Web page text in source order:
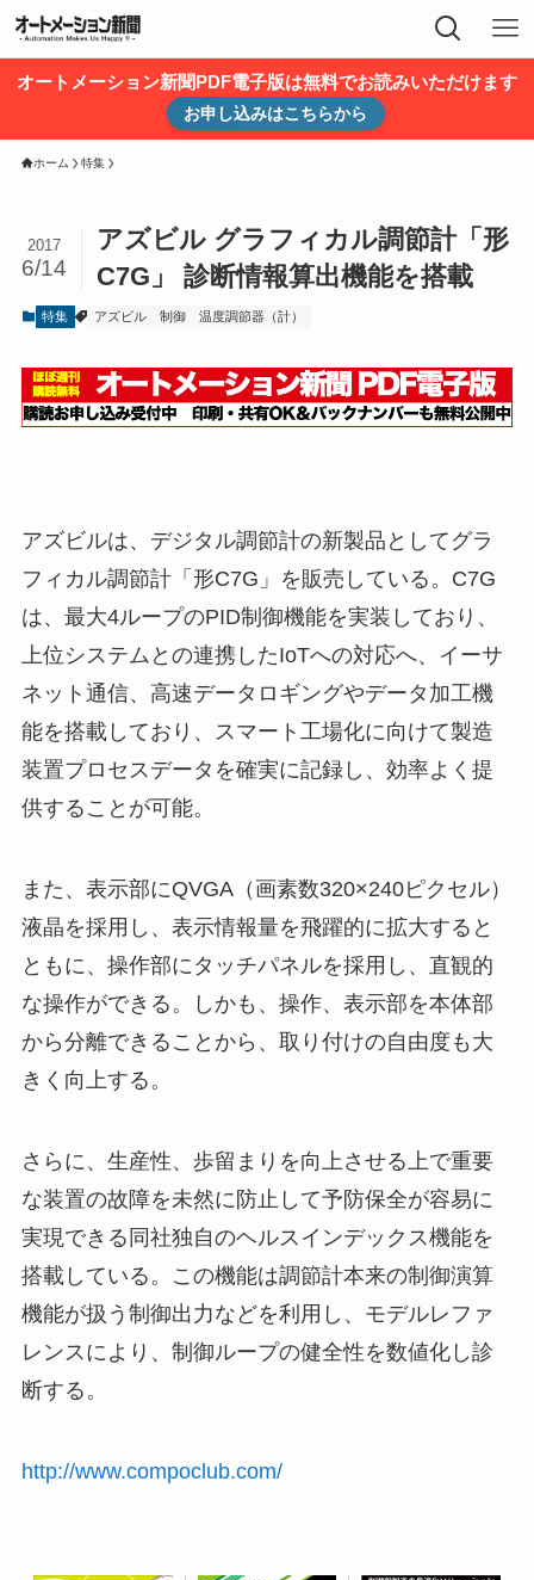
オートメーション新聞PDF電子版は無料でお読みいただけます
お申し込みはこちらから
ホーム 特集
アズビル グラフィカル調節計「形
C7G」 診断情報算出機能を搭載
2017
6/14
特集 アズビル 制御 温度調節器（計）
アズビルは、デジタル調節計の新製品としてグラ
フィカル調節計「形C7G」を販売している。C7G
は、最大4ループのPID制御機能を実装しており、
上位システムとの連携したIoTへの対応へ、イーサ
ネット通信、高速データロギングやデータ加工機
能を搭載しており、スマート工場化に向けて製造
装置プロセスデータを確実に記録し、効率よく提
供することが可能。
また、表示部にQVGA（画素数320×240ピクセル）
液晶を採用し、表示情報量を飛躍的に拡大すると
ともに、操作部にタッチパネルを採用し、直観的
な操作ができる。しかも、操作、表示部を本体部
から分離できることから、取り付けの自由度も大
きく向上する。
さらに、生産性、歩留まりを向上させる上で重要
な装置の故障を未然に防止して予防保全が容易に
実現できる同社独自のヘルスインデックス機能を
搭載している。この機能は調節計本来の制御演算
機能が扱う制御出力などを利用し、モデルレファ
レンスにより、制御ループの健全性を数値化し診
断する。
http://www.compoclub.com/